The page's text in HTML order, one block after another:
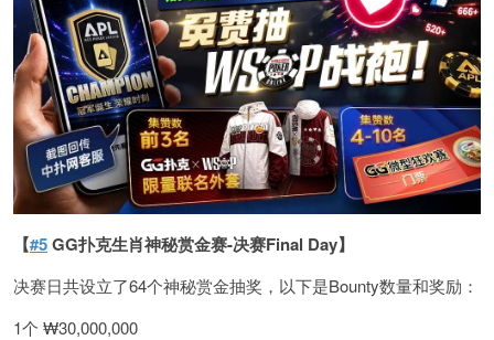
【#5GG扑克生肖神秘赏金赛-决赛Final Day】
决赛日共设立了64个神秘赏金抽奖，以下是Bounty数量和奖励：
1个 ₩30,000,000